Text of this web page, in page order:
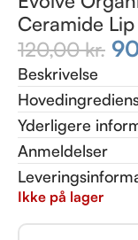
Ceramide
120,00kr.
Beskrivelse
Yderligere
Anmeldelser
Ikke på lager